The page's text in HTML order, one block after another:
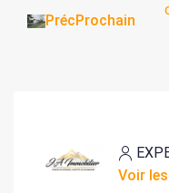
PrécProchain
Voir